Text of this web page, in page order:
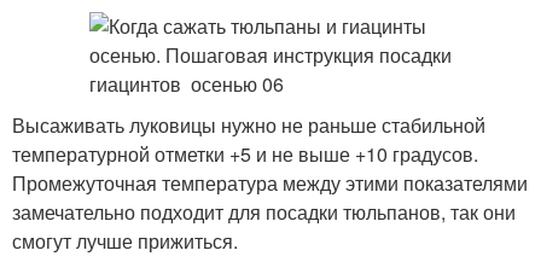
Высаживать луковицы нужно не раньше стабильной
температурной отметки +5 и не выше +10 градусов.
Промежуточная температура между этими показателями
замечательно подходит для посадки тюльпанов, так они
смогут лучше прижиться.